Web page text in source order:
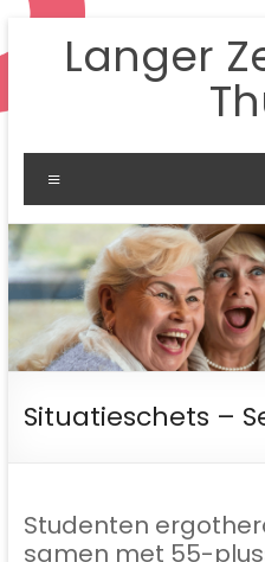
naar
Langer
Situatieschets –
Studenten
samen met 55-